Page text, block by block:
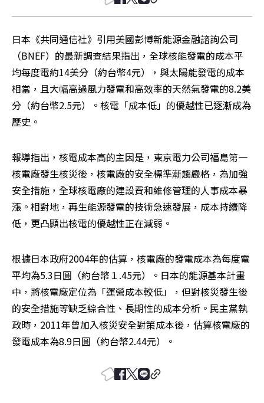
日本《共同通信社》引用美國彭博新能源金融諮詢公司
（BNEF）的最新調查結果指出，全球核能發電的成本平
均每度電約14美分（約台幣4元），與太陽能發電的成本
相當，且大幅高過風力發電和高效率的天然氣發電的8.2美
分（約台幣2.5元）。核電「成本低」的優越性已逐漸成為
歷史。
報導指出，核電成本高的主因是，東京電力公司福島第一
核電廠發生核災後，核電廠的安全標準漸趨嚴格，為加強
安全措施，全球核電廠的建設費和維修管理的人事成本暴
漲。相對地，再生能源發電的技術急速發展，成本持續降
低，更凸顯出核電的優越性正在減弱。
根據日本政府2004年的估算，核電廠的發電成本為每度電
平均為5.3日圓（約台幣１.45元）。日本的能源基本計畫
中，將核電廠定位為「運營成本較低」，但對核災發生後
的安全措施等缺乏綜合性、長期性的成本分析。民主黨執
政時，2011年曾加入核災安全對策成本後，估算核電廠的
發電成本為8.9日圓（約台幣2.44元）。